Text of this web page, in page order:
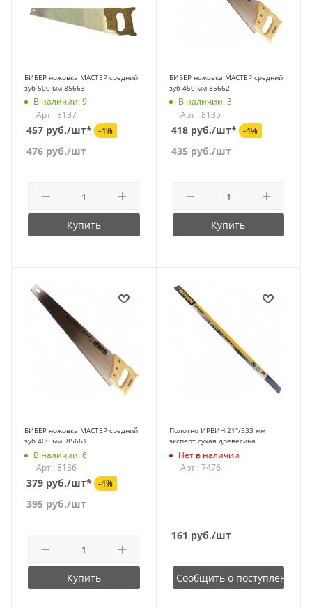
БИБЕР ножовка МАСТЕР средний
зуб 500 мм 85663
В наличии: 9
Арт.: 8137
457 руб./шт* -4%
476 руб./шт
Купить
БИБЕР ножовка МАСТЕР средний
зуб 450 мм 85662
В наличии: 3
Арт.: 8135
418 руб./шт* -4%
435руб./шт
Купить
БИБЕР ножовка МАСТЕР средний
зуб 400 мм. 85661
В наличии: 6
Арт.: 8136
379 руб./шт* -4%
395 руб./шт
Купить
Полотно ИРВИН 21"/533 мм
эксперт сухая древесина
Нет в наличии
Арт.: 7476
161 руб./шт
Сообщить о поступлении